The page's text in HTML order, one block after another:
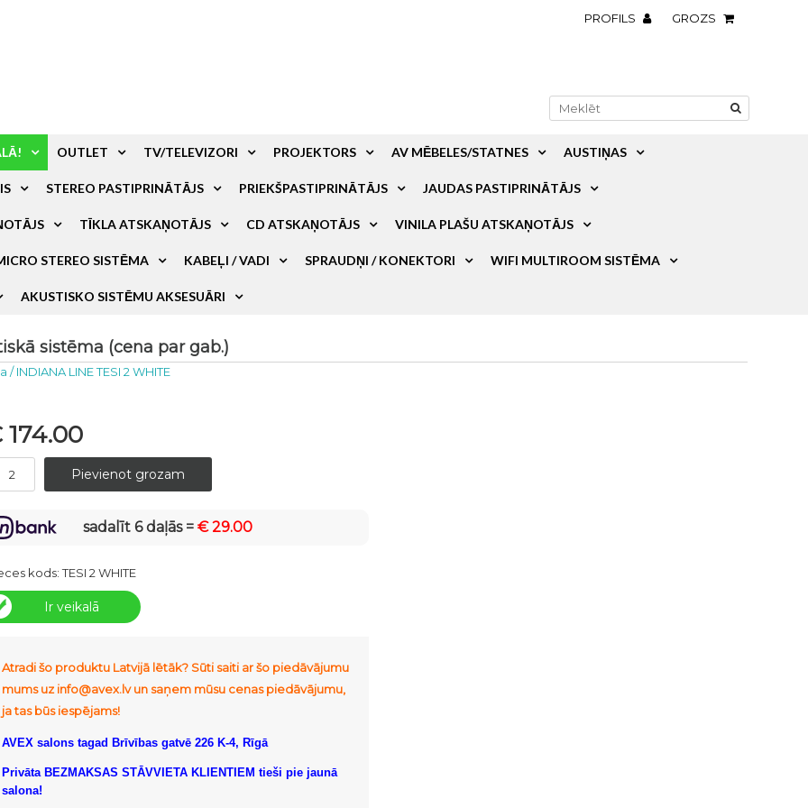
PROFILS GROZS
OUTLET TV/TELEVIZORI PROJEKTORS AV MĒBELES/STATNES AUSTIŅAS
STEREO PASTIPRINĀTĀJS PRIEKŠPASTIPRINĀTĀJS JAUDAS PASTIPRINĀTĀJS
TĪKLA ATSKAŅOTĀJS CD ATSKAŅOTĀJS VINILA PLAŠU ATSKAŅOTĀJS
STEREO SISTĒMA KABEĻI / VADI SPRAUDŅI / KONEKTORI WIFI MULTIROOM SISTĒMA
AKUSTISKO SISTĒMU AKSESUĀRI
sistēma (cena par gab.)
/INDIANA LINE TESI 2 WHITE
sadalīt 6 daļās =€ 29.00
kods:TESI 2 WHITE
Ir veikalā
Atradi šo produktu Latvijā lētāk? Sūti saiti ar šo piedāvājumu
mums uz info@avex.lv un saņem mūsu cenas piedāvājumu,
ja tas būs iespējams!
AVEX salons tagad Brīvības gatvē 226 K-4, Rīgā
Privāta BEZMAKSAS STĀVVIETA KLIENTIEM tieši pie jaunā
salona!